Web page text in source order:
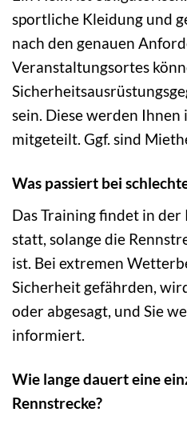
sportliche Kleidung und
nach den genauen
Veranstaltungsortes
sein. Diese werden Ihnen
mitgeteilt. Ggf. sind
Was passiert bei
Das Training findet in
statt, solange die
ist. Bei extremen
Sicherheit gefährden,
oder abgesagt, und Sie
informiert.
Wie lange dauert eine
Rennstrecke?